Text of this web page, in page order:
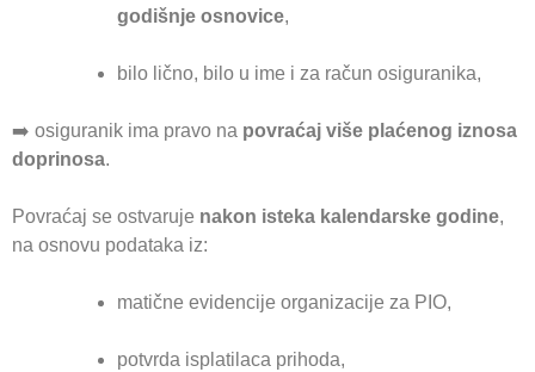
godišnje osnovice,
bilo lično, bilo u ime i za račun osiguranika,
➡️ osiguranik ima pravo na povraćaj više plaćenog iznosa
doprinosa.
Povraćaj se ostvaruje nakon isteka kalendarske godine,
na osnovu podataka iz:
matične evidencije organizacije za PIO,
potvrda isplatilaca prihoda,